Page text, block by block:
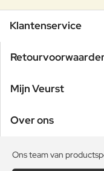
Klantenservice
Mijn Veurst
Over ons
Ons team van